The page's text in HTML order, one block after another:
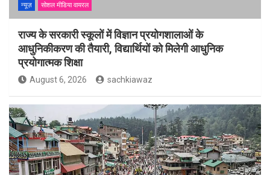
न्यूज़
सोशल मीडिया वायरल
राज्य के सरकारी स्कूलों में विज्ञान प्रयोगशालाओं के
आधुनिकीकरण की तैयारी, विद्यार्थियों को मिलेगी आधुनिक
प्रयोगात्मक शिक्षा
August 6, 2026 sachkiawaz